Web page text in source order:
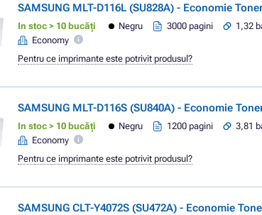
SAMSUNG MLT-D116L (SU828A) - Economie
In stoc > 10 bucăți Negru 3000 pagini
1,32
Economy
Pentru ce imprimante este potrivit produsul?
SAMSUNG MLT-D116S (SU840A) - Economie
In stoc > 10 bucăți Negru 1200 pagini
3,81
Economy
Pentru ce imprimante este potrivit produsul?
SAMSUNG CLT-Y4072S (SU472A) - Economie